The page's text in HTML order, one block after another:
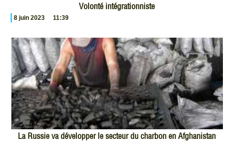
Volonté intégrationniste
8 juin 2023 11:39
La Russie va développer le secteur du charbon en Afghanistan